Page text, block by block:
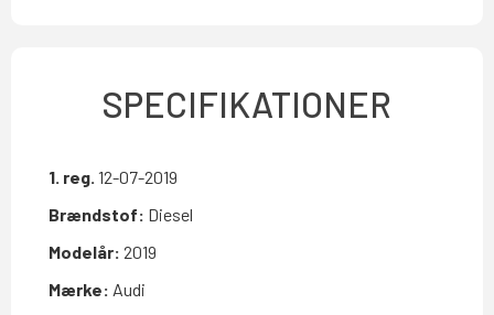
SPECIFIKATIONER
1. reg. 12-07-2019
Brændstof: Diesel
Modelår: 2019
Mærke: Audi